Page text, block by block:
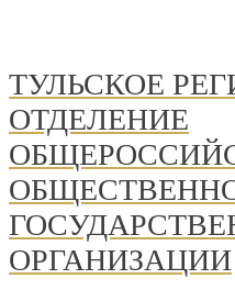
ТУЛЬСКОЕ
ОТДЕЛЕНИЕ
ОРГАНИЗАЦИИ